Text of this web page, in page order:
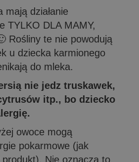
mają działanie
TYLKO DLA MAMY,
Rośliny te nie powodują
u dziecka karmionego
do mleka.
nie jedz truskawek,
itp., bo dziecko
owoce mogą
pokarmowe (jak
produkt). Nie oznacza to